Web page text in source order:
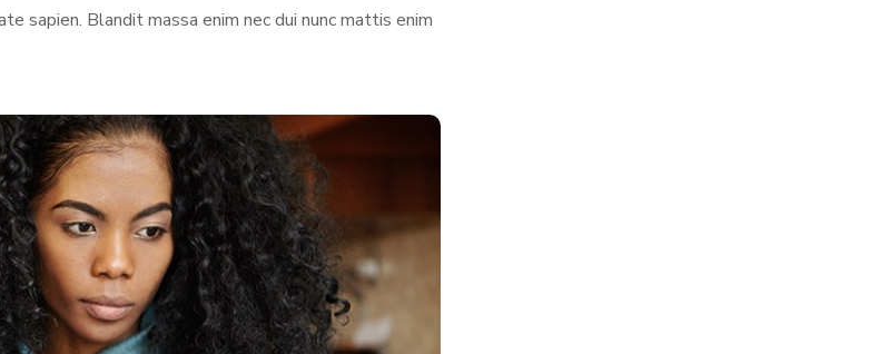
sapien. Blandit massa enim nec dui nunc mattis enim